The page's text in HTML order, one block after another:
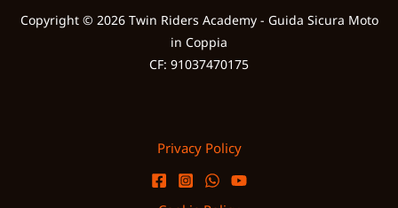
Copyright © 2026 Twin Riders Academy - Guida Sicura Moto
in Coppia
CF: 91037470175
Privacy Policy